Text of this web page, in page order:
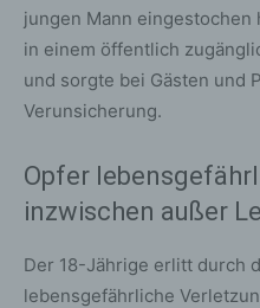
jungen Mann eingestochen
in einem öffentlich
und sorgte bei Gästen und
Verunsicherung.
Opfer
inzwischen außer
Der 18-Jährige erlitt durch
lebensgefährliche